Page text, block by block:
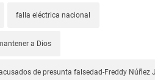
falla eléctrica nacional
a Dios
de presunta falsedad-Freddy Núñez